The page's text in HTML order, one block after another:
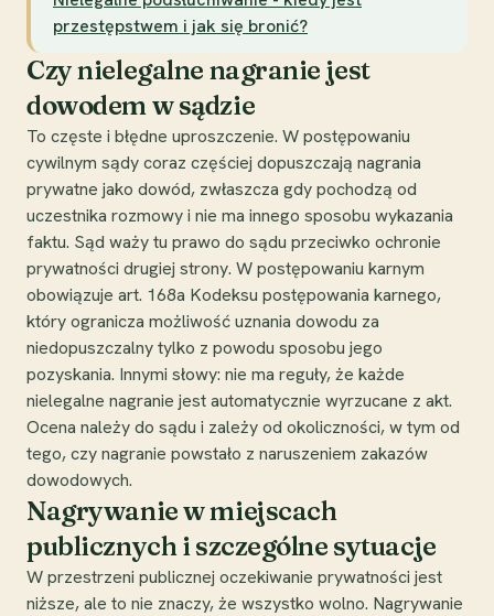
przestępstwem i jak się bronić?
Czy nielegalne nagranie jest
dowodem w sądzie
To częste i błędne uproszczenie. W postępowaniu
cywilnym sądy coraz częściej dopuszczają nagrania
prywatne jako dowód, zwłaszcza gdy pochodzą od
uczestnika rozmowy i nie ma innego sposobu wykazania
faktu. Sąd waży tu prawo do sądu przeciwko ochronie
prywatności drugiej strony. W postępowaniu karnym
obowiązuje art. 168a Kodeksu postępowania karnego,
który ogranicza możliwość uznania dowodu za
niedopuszczalny tylko z powodu sposobu jego
pozyskania. Innymi słowy: nie ma reguły, że każde
nielegalne nagranie jest automatycznie wyrzucane z akt.
Ocena należy do sądu i zależy od okoliczności, w tym od
tego, czy nagranie powstało z naruszeniem zakazów
dowodowych.
Nagrywanie w miejscach
publicznych i szczególne sytuacje
W przestrzeni publicznej oczekiwanie prywatności jest
niższe, ale to nie znaczy, że wszystko wolno. Nagrywanie